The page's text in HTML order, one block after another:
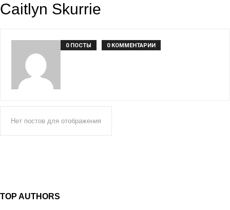
Caitlyn Skurrie
0 ПОСТЫ 0 КОММЕНТАРИИ
Нет постов для отображения
TOP AUTHORS